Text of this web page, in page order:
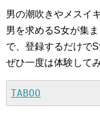
男の潮吹きやメスイ
男を求めるS女が集
で、登録するだけで
ぜひ一度は体験して
TABOO